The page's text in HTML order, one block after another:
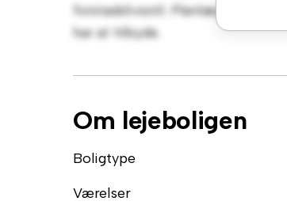
forstadslivsstil. Planlæg en
har at tilbyde.
Om lejeboligen
Boligtype
Værelser